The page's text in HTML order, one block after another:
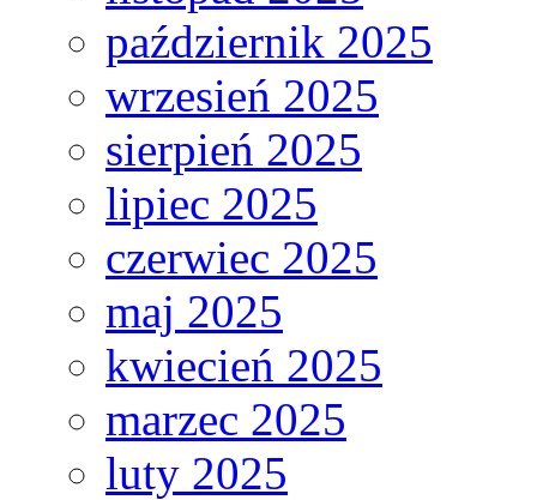
październik 2025
wrzesień 2025
sierpień 2025
lipiec 2025
czerwiec 2025
maj 2025
kwiecień 2025
marzec 2025
luty 2025